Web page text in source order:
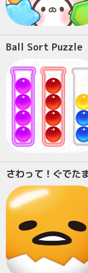
Ball Sort Puzzle
さわって！ぐでた